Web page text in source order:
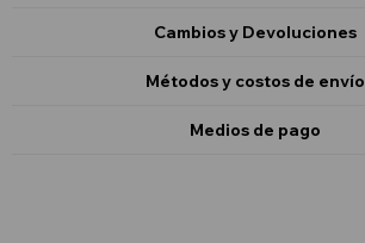
Cambios y Devoluciones
Métodos y costos de envío
Medios de pago